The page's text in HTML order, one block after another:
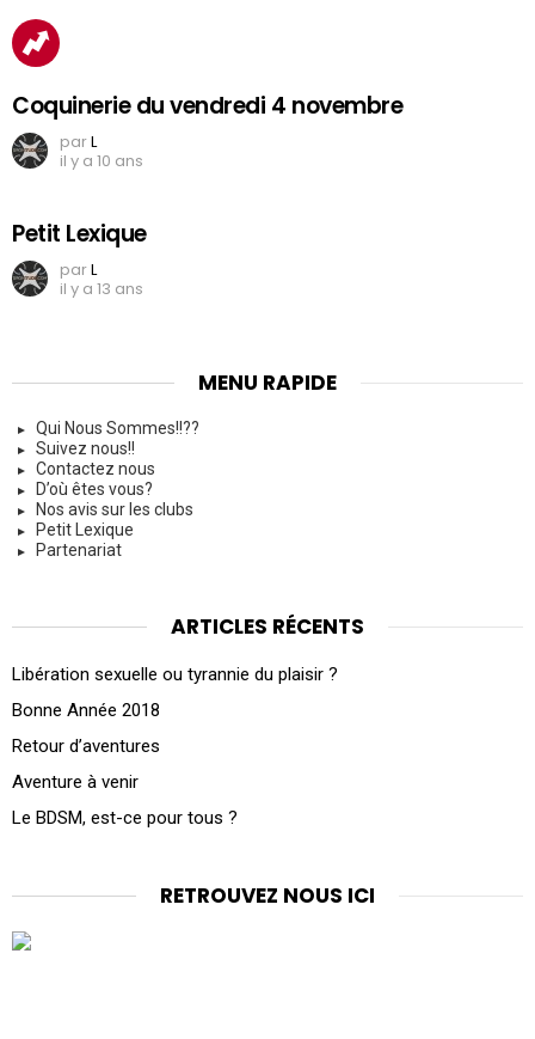
Coquinerie du vendredi 4 novembre
parL
il y a 10 ans
Petit Lexique
parL
il y a 13 ans
MENU RAPIDE
Qui Nous Sommes!!??
Suivez nous!!
Contactez nous
D’où êtes vous?
Nos avis sur les clubs
Petit Lexique
Partenariat
ARTICLES RÉCENTS
Libération sexuelle ou tyrannie du plaisir ?
Bonne Année 2018
Retour d’aventures
Aventure à venir
Le BDSM, est-ce pour tous ?
RETROUVEZ NOUS ICI